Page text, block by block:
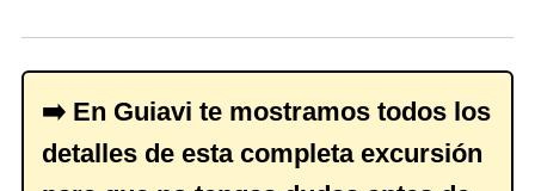
➡️ En Guiavi te mostramos todos los
detalles de esta completa excursión